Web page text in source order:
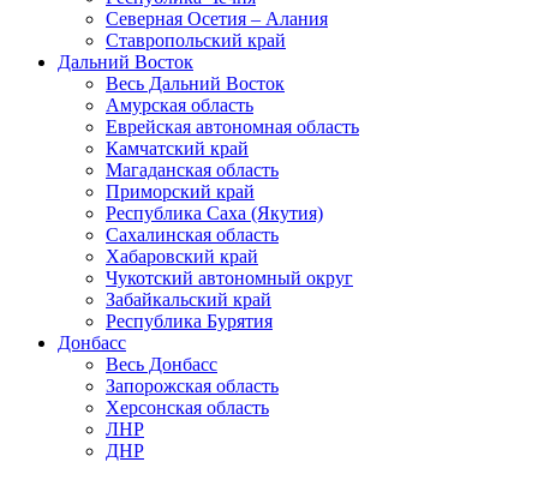
Северная Осетия – Алания
Ставропольский край
Дальний Восток
Весь Дальний Восток
Амурская область
Еврейская автономная область
Камчатский край
Магаданская область
Приморский край
Республика Саха (Якутия)
Сахалинская область
Хабаровский край
Чукотский автономный округ
Забайкальский край
Республика Бурятия
Донбасс
Весь Донбасс
Запорожская область
Херсонская область
ЛНР
ДНР